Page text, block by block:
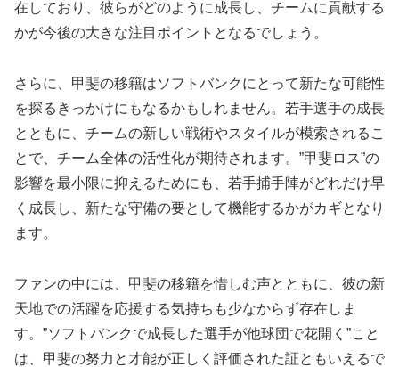
在しており、彼らがどのように成長し、チームに貢献する
かが今後の大きな注目ポイントとなるでしょう。
さらに、甲斐の移籍はソフトバンクにとって新たな可能性
を探るきっかけにもなるかもしれません。若手選手の成長
とともに、チームの新しい戦術やスタイルが模索されるこ
とで、チーム全体の活性化が期待されます。”甲斐ロス”の
影響を最小限に抑えるためにも、若手捕手陣がどれだけ早
く成長し、新たな守備の要として機能するかがカギとなり
ます。
ファンの中には、甲斐の移籍を惜しむ声とともに、彼の新
天地での活躍を応援する気持ちも少なからず存在しま
す。”ソフトバンクで成長した選手が他球団で花開く”こと
は、甲斐の努力と才能が正しく評価された証ともいえるで